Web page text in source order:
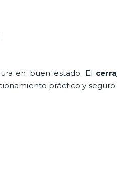
en buen estado. El
práctico y